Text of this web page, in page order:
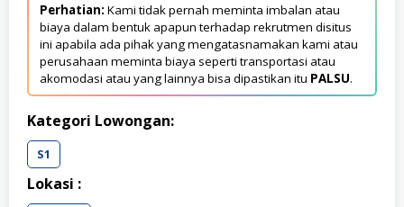
Perhatian: Kami tidak pernah meminta imbalan atau
biaya dalam bentuk apapun terhadap rekrutmen disitus
ini apabila ada pihak yang mengatasnamakan kami atau
perusahaan meminta biaya seperti transportasi atau
akomodasi atau yang lainnya bisa dipastikan itu PALSU.
Kategori Lowongan:
S1
Lokasi :